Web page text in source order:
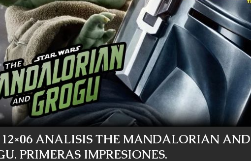
12×06 ANALISIS THE MANDALORIAN AND
PRIMERAS IMPRESIONES.
2026 0